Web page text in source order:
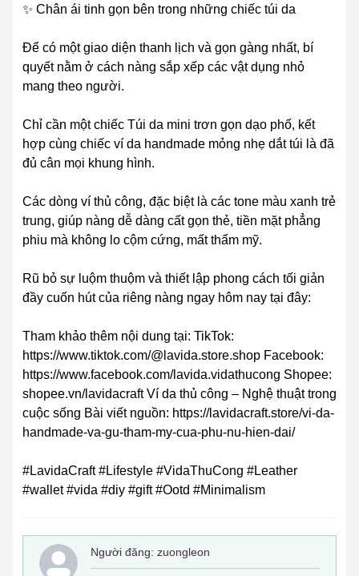
✨ Chân ái tinh gọn bên trong những chiếc túi da
Để có một giao diện thanh lịch và gọn gàng nhất, bí
quyết nằm ở cách nàng sắp xếp các vật dụng nhỏ
mang theo người.
Chỉ cần một chiếc Túi da mini trơn gọn dạo phố, kết
hợp cùng chiếc ví da handmade mỏng nhẹ dắt túi là đã
đủ cân mọi khung hình.
Các dòng ví thủ công, đặc biệt là các tone màu xanh trẻ
trung, giúp nàng dễ dàng cất gọn thẻ, tiền mặt phẳng
phiu mà không lo cộm cứng, mất thẩm mỹ.
Rũ bỏ sự luộm thuộm và thiết lập phong cách tối giản
đầy cuốn hút của riêng nàng ngay hôm nay tại đây:
Tham khảo thêm nội dung tại: TikTok:
https://www.tiktok.com/@lavida.store.shop Facebook:
https://www.facebook.com/lavida.vidathucong Shopee:
shopee.vn/lavidacraft Ví da thủ công – Nghệ thuật trong
cuộc sống Bài viết nguồn: https://lavidacraft.store/vi-da-
handmade-va-gu-tham-my-cua-phu-nu-hien-dai/
#LavidaCraft #Lifestyle #VidaThuCong #Leather
#wallet #vida #diy #gift #Ootd #Minimalism
Người đăng: zuongleon